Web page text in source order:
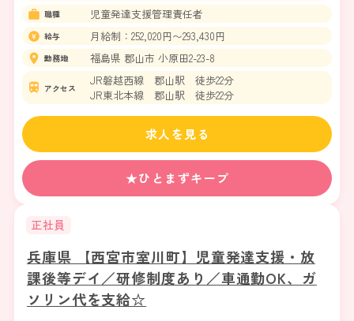
職種 児童発達支援管理責任者
給与 月給制：252,020円〜293,430円
勤務地 福島県 郡山市 小原田2-23-8
アクセス
JR磐越西線 郡山駅 徒歩22分
JR東北本線 郡山駅 徒歩22分
★ひとまずキープ
求人を見る
正社員
兵庫県 【西宮市室川町】児童発達支援・放
課後等デイ／研修制度あり／車通勤OK、ガ
ソリン代を支給☆